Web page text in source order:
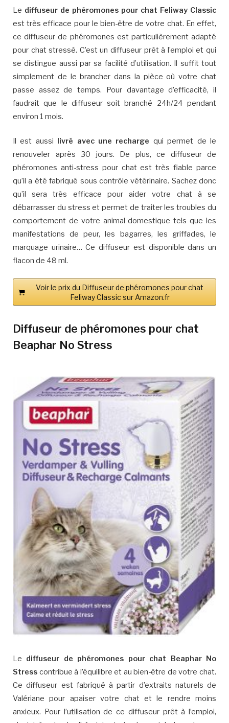
Le diffuseur de phéromones pour chat Feliway Classic
est très efficace pour le bien-être de votre chat. En effet,
ce diffuseur de phéromones est particulièrement adapté
pour chat stressé. C’est un diffuseur prêt à l’emploi et qui
se distingue aussi par sa facilité d’utilisation. Il suffit tout
simplement de le brancher dans la pièce où votre chat
passe assez de temps. Pour davantage d’efficacité, il
faudrait que le diffuseur soit branché 24h/24 pendant
environ 1 mois.
Il est aussi livré avec une recharge qui permet de le
renouveler après 30 jours. De plus, ce diffuseur de
phéromones anti-stress pour chat est très fiable parce
qu’il a été fabriqué sous contrôle vétérinaire. Sachez donc
qu’il sera très efficace pour aider votre chat à se
débarrasser du stress et permet de traiter les troubles du
comportement de votre animal domestique tels que les
manifestations de peur, les bagarres, les griffades, le
marquage urinaire… Ce diffuseur est disponible dans un
flacon de 48 ml.
Voir le prix du Diffuseur de phéromones pour chat
Feliway Classic sur Amazon.fr
Diffuseur de phéromones pour chat
Beaphar No Stress
Le diffuseur de phéromones pour chat Beaphar No
Stress contribue à l’équilibre et au bien-être de votre chat.
Ce diffuseur est fabriqué à partir d’extraits naturels de
Valériane pour apaiser votre chat et le rendre moins
anxieux. Pour l’utilisation de ce diffuseur prêt à l’emploi,